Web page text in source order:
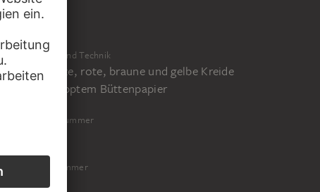
Material und Technik
Schwarze, rote, braune und gelbe Kreide
auf geripptem Büttenpapier
Inventarnummer
Objektnummer
807 Z